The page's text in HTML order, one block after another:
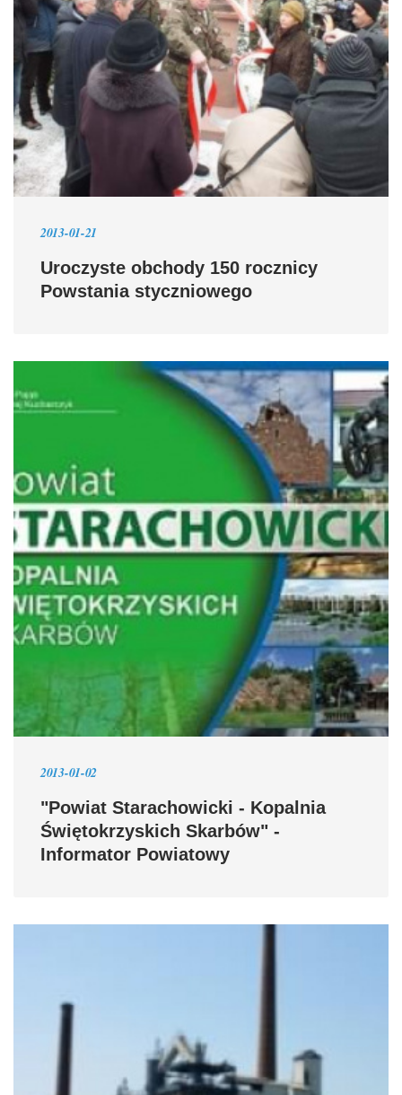
2013-01-21
Uroczyste obchody 150 rocznicy
Powstania styczniowego
2013-01-02
"Powiat Starachowicki - Kopalnia
Świętokrzyskich Skarbów" -
Informator Powiatowy